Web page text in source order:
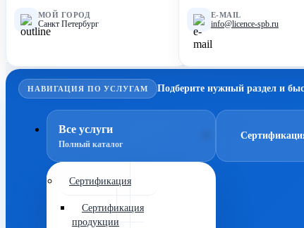
МОЙ ГОРОД
Санкт Петербург
E-MAIL
info@licence-spb.ru
НАВИГАЦИЯ ПО УСЛУГАМ Подберите нужный раздел и
Все услуги
Полный каталог
Сертификация
Сертификация
продукции